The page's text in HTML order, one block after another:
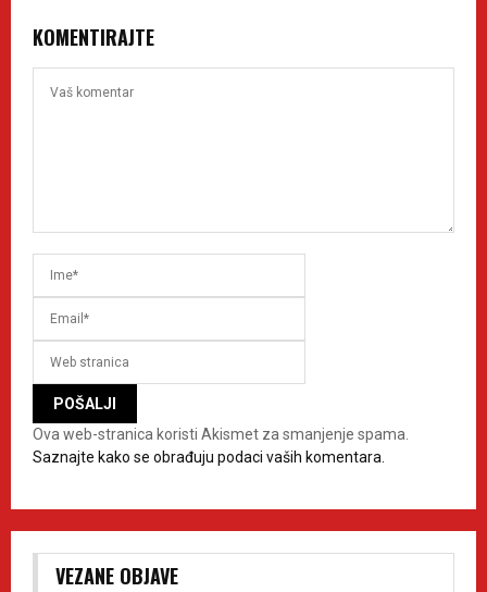
KOMENTIRAJTE
Ova web-stranica koristi Akismet za smanjenje spama.
Saznajte kako se obrađuju podaci vaših komentara.
VEZANE OBJAVE